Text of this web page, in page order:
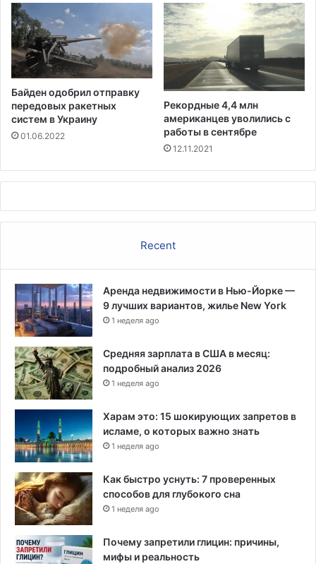
н
К
э
р
р
л
л
б
з
а
н
и
и
и
д
и
ф
ф
м
а
и
и
о
в
ы
з
в
л
б
н
с
т
ы
Байден одобрил отправку
передовых ракетных
систем в Украину
01.06.2022
Рекордные 4,4 млн
американцев уволились с
работы в сентябре
12.11.2021
Recent
Аренда недвижимости в Нью-Йорке —
9 лучших вариантов, жилье New York
1 неделя ago
Средняя зарплата в США в месяц:
подробный анализ 2026
1 неделя ago
Харам это: 15 шокирующих запретов в
исламе, о которых важно знать
1 неделя ago
Как быстро уснуть: 7 проверенных
способов для глубокого сна
1 неделя ago
Почему запретили глицин: причины,
мифы и реальность